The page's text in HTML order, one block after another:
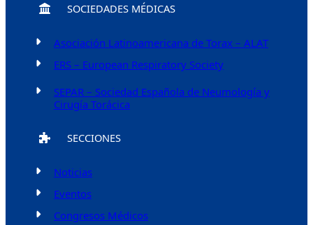
SOCIEDADES MÉDICAS
Asociación Latinoamericana de Torax – ALAT
ERS – European Respiratory Society
SEPAR – Sociedad Española de Neumología y
Cirugía Torácica
SECCIONES
Noticias
Eventos
Congresos Médicos